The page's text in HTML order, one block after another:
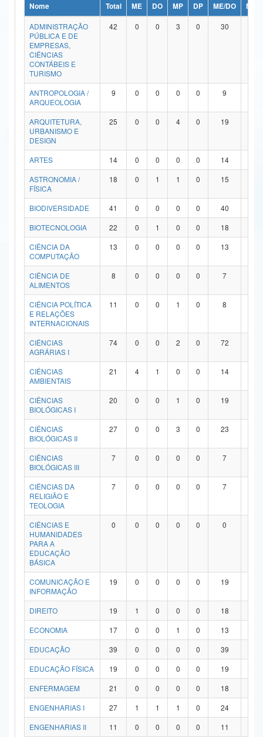
Ministério da Ciência, Tecnologia, Inovações e Comunicações
Ministério do Meio Ambiente
Ministério do Turismo
Ministério do Desenvolvimento Regional
Controladoria-Geral da União
Ministério da Mulher, da Família e dos Direitos Humanos
Secretaria de Governo
Advocacia-Geral da União
Banco Central do Brasil
Nome Total ME DO MP DP ME/DO
MP/
ADMINISTRAÇÃO
PÚBLICA E DE
EMPRESAS,
CIÊNCIAS
CONTÁBEIS E
TURISMO
42 0 0 3 0 30
ANTROPOLOGIA /
ARQUEOLOGIA
9 0 0 0 0 9
ARQUITETURA,
URBANISMO E
DESIGN
25 0 0 4 0 19
ARTES 14 0 0 0 0 14
ASTRONOMIA /
FÍSICA
18 0 1 1 0 15
BIODIVERSIDADE 41 0 0 0 0 40
BIOTECNOLOGIA
22 0 1 0 0 18
CIÊNCIA DA
COMPUTAÇÃO
13 0 0 0 0 13
CIÊNCIA DE
ALIMENTOS
8 0 0 0 0 7
CIÊNCIA POLÍTICA
E RELAÇÕES
INTERNACIONAIS
11 0 0 1 0 8
CIÊNCIAS
AGRÁRIAS I
74 0 0 2 0 72
CIÊNCIAS
AMBIENTAIS
21 4 1 0 0 14
CIÊNCIAS
BIOLÓGICAS I
20 0 0 1 0 19
CIÊNCIAS
BIOLÓGICAS II
27 0 0 3 0 23
CIÊNCIAS
BIOLÓGICAS III
7 0 0 0 0 7
CIÊNCIAS DA
RELIGIÃO E
TEOLOGIA
7 0 0 0 0 7
CIÊNCIAS E
HUMANIDADES
PARA A
EDUCAÇÃO
BÁSICA
0 0 0 0 0 0
COMUNICAÇÃO E
INFORMAÇÃO
19 0 0 0 0 19
DIREITO 19 1 0 0 0 18
ECONOMIA
17 0 0 1 0 13
EDUCAÇÃO
39 0 0 0 0 39
EDUCAÇÃO FÍSICA
19 0 0 0 0 19
ENFERMAGEM
21 0 0 0 0 18
ENGENHARIAS I
27 1 1 1 0 24
ENGENHARIAS II
11 0 0 0 0 11